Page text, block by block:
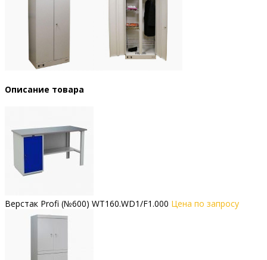
Описание товара
Верстак Profi (№600) WT160.WD1/F1.000 Цена по запросу